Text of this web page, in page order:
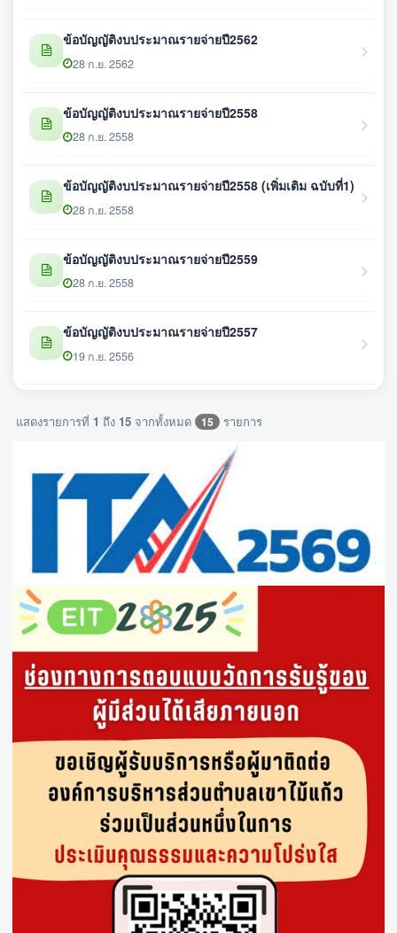
ข้อบัญญัติงบประมาณรายจ่ายปี2562
28 ก.ย. 2562
ข้อบัญญัติงบประมาณรายจ่ายปี2558
28 ก.ย. 2558
ข้อบัญญัติงบประมาณรายจ่ายปี2558 (เพิ่มเติม ฉบับที่1)
28 ก.ย. 2558
ข้อบัญญัติงบประมาณรายจ่ายปี2559
28 ก.ย. 2558
ข้อบัญญัติงบประมาณรายจ่ายปี2557
19 ก.ย. 2556
แสดงรายการที่ 1 ถึง 15 จากทั้งหมด 15 รายการ